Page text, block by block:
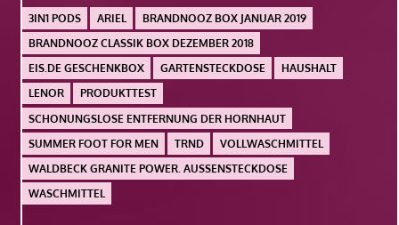
3IN1 PODS ARIEL
BRANDNOOZ BOX JANUAR 2019
BRANDNOOZ CLASSIK BOX DEZEMBER 2018
EIS.DE GESCHENKBOX
GARTENSTECKDOSE
HAUSHALT
LENOR
PRODUKTTEST
SCHONUNGSLOSE ENTFERNUNG DER HORNHAUT
SUMMER FOOT FOR MEN
TRND
VOLLWASCHMITTEL
WALDBECK GRANITE POWER. AUSSENSTECKDOSE
WASCHMITTEL